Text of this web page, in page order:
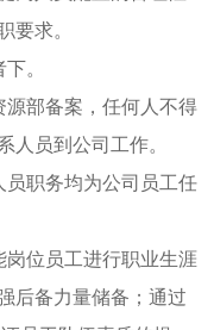
求。
。
部备案，任何人不得
员到公司工作。
职务均为公司员工任
位员工进行职业生涯
后备力量储备；通过